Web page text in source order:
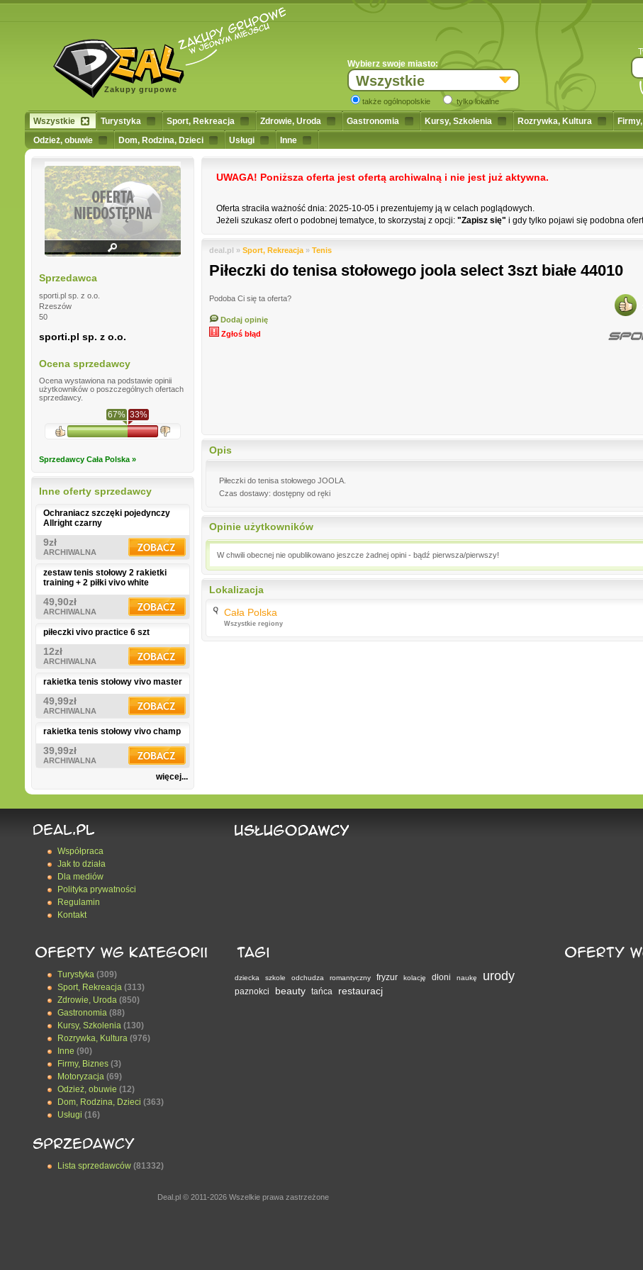
Zakupy grupowe
Wybierz swoje miasto:
Wszystkie
także ogólnopolskie tylko lokalne
Wszystkie Turystyka Sport, Rekreacja Zdrowie, Uroda Gastronomia Kursy, Szkolenia Rozrywka, Kultura
Odzież, obuwie
Dom, Rodzina, Dzieci Usługi Inne
Sprzedawca
sporti.pl sp. z o.o.
Rzeszów
50
sporti.pl sp. z o.o.
Ocena sprzedawcy
Ocena wystawiona na podstawie opinii
użytkowników o poszczególnych ofertach
sprzedawcy.
67% 33%
Sprzedawcy Cała Polska »
Inne oferty sprzedawcy
Ochraniacz szczęki pojedynczy
Allright czarny
9zł
ARCHIWALNA
zestaw tenis stołowy 2 rakietki
training + 2 piłki vivo white
49,90zł
ARCHIWALNA
piłeczki vivo practice 6 szt
12zł
ARCHIWALNA
rakietka tenis stołowy vivo master
49,99zł
ARCHIWALNA
rakietka tenis stołowy vivo champ
39,99zł
ARCHIWALNA
więcej...
UWAGA! Poniższa oferta jest ofertą archiwalną i nie jest już aktywna.
Oferta straciła ważność dnia: 2025-10-05 i prezentujemy ją w celach poglądowych.
Jeżeli szukasz ofert o podobnej tematyce, to skorzystaj z opcji: "Zapisz się" i gdy tylko pojawi się podobna
deal.pl » Sport, Rekreacja » Tenis
Piłeczki do tenisa stołowego joola select 3szt białe 44010
Podoba Ci się ta oferta?
Dodaj opinię
Zgłoś błąd
Opis
Piłeczki do tenisa stołowego JOOLA.
Czas dostawy: dostępny od ręki
Opinie użytkowników
W chwili obecnej nie opublikowano jeszcze żadnej opini - bądź pierwsza/pierwszy!
Lokalizacja
Cała Polska
Wszystkie regiony
Współpraca
Jak to działa
Dla mediów
Polityka prywatności
Regulamin
Kontakt
Turystyka (309)
Sport, Rekreacja (313)
Zdrowie, Uroda (850)
Gastronomia (88)
Kursy, Szkolenia (130)
Rozrywka, Kultura (976)
Inne (90)
Firmy, Biznes (3)
Motoryzacja (69)
Odzież, obuwie (12)
Dom, Rodzina, Dzieci (363)
Usługi (16)
Lista sprzedawców (81332)
dziecka szkole odchudza romantyczny fryzur kolację dłoni naukę urody
paznokci beauty tańca restauracj
Deal.pl © 2011-2026 Wszelkie prawa zastrzeżone